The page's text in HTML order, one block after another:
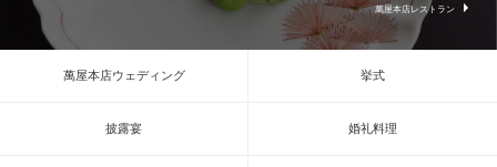
萬屋本店レストラン
萬屋本店ウェディング 挙式
披露宴 婚礼料理